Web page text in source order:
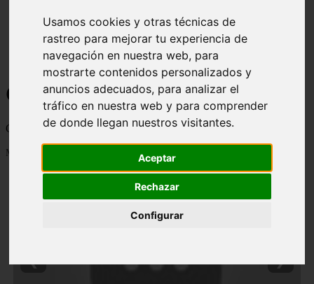
Usamos cookies y otras técnicas de
rastreo para mejorar tu experiencia de
navegación en nuestra web, para
mostrarte contenidos personalizados y
anuncios adecuados, para analizar el
tráfico en nuestra web y para comprender
de donde llegan nuestros visitantes.
Aceptar
Rechazar
Configurar
Curiosidades y Sabias que
Cosas curiosas, curiosidades, noticias impactantes y mucho mas
Mostrando 1 - 24 de 2838 artículos